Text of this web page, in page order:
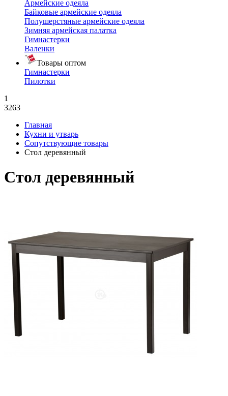
Армейские одеяла
Байковые армейские одеяла
Полушерстяные армейские одеяла
Зимняя армейская палатка
Гимнастерки
Валенки
Товары оптом
Гимнастерки
Пилотки
1
3263
Главная
Кухни и утварь
Сопутствующие товары
Стол деревянный
Стол деревянный